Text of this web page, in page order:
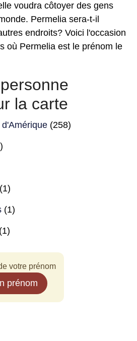
voudra côtoyer des gens
Permelia sera-t-il
endroits? Voici l'occasion
où Permelia est le prénom le
la carte
(258)
(1)
(1)
(1)
votre prénom
prénom